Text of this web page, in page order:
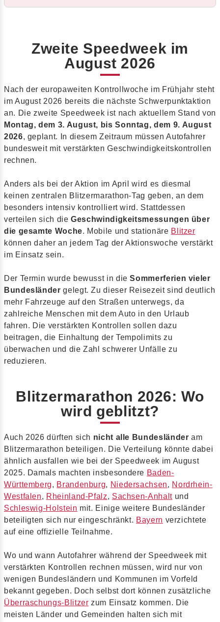
Zweite Speedweek im
August 2026
Nach der europaweiten Kontrollwoche im Frühjahr steht
im August 2026 bereits die nächste Schwerpunktaktion
an. Die zweite Speedweek ist nach aktuellem Stand von
Montag, dem 3. August, bis Sonntag, dem 9. August
2026, geplant. In diesem Zeitraum müssen Autofahrer
bundesweit mit verstärkten Geschwindigkeitskontrollen
rechnen.
Anders als bei der Aktion im April wird es diesmal
keinen zentralen Blitzermarathon-Tag geben, an dem
besonders intensiv kontrolliert wird. Stattdessen
verteilen sich dieGeschwindigkeitsmessungen über
die gesamte Woche. Mobile und stationäre Blitzer
können daher an jedem Tag der Aktionswoche verstärkt
im Einsatz sein.
Der Termin wurde bewusst in dieSommerferien vieler
Bundesländer gelegt. Zu dieser Reisezeit sind deutlich
mehr Fahrzeuge auf den Straßen unterwegs, da
zahlreiche Menschen mit dem Auto in den Urlaub
fahren. Die verstärkten Kontrollen sollen dazu
beitragen, die Einhaltung der Tempolimits zu
überwachen und die Zahl schwerer Unfälle zu
reduzieren.
Blitzermarathon 2026: Wo
wird geblitzt?
Auch 2026 dürften sich nicht alle Bundesländer am
Blitzermarathon beteiligen. Die Verteilung könnte dabei
ähnlich ausfallen wie bei der Speedweek im August
2025. Damals machten insbesondere Baden-
Württemberg, Brandenburg, Niedersachsen, Nordrhein-
Westfalen, Rheinland-Pfalz, Sachsen-Anhaltund
Schleswig-Holstein mit. Einige weitere Bundesländer
beteiligten sich nur eingeschränkt. Bayern verzichtete
auf eine offizielle Teilnahme.
Wo und wann Autofahrer während der Speedweek mit
verstärkten Kontrollen rechnen müssen, wird nur von
wenigen Bundesländern und Kommunen im Vorfeld
bekannt gegeben. Doch selbst dort können zusätzliche
Überraschungs-Blitzer zum Einsatz kommen. Die
meisten Länder und Gemeinden halten sich mit